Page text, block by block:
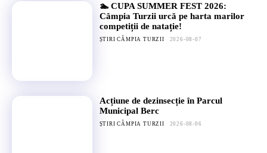
🏊 CUPA SUMMER FEST 2026:
Câmpia Turzii urcă pe harta marilor
competiții de natație!
ȘTIRI CÂMPIA TURZII 2026-08-07
Acțiune de dezinsecție în Parcul
Municipal Berc
ȘTIRI CÂMPIA TURZII 2026-08-06